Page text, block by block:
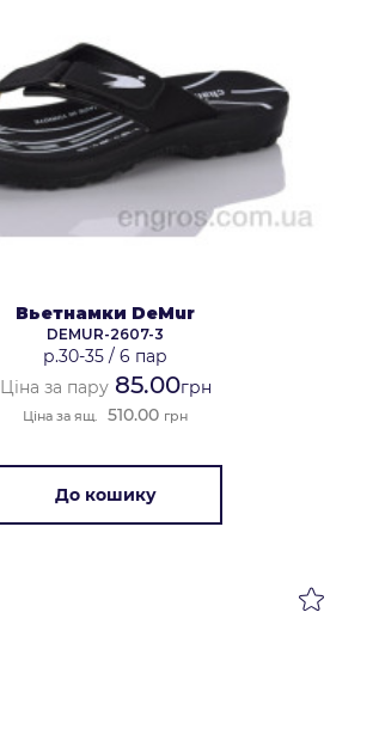
Вьетнамки DeMur
DEMUR-2607-3
р.30-35 / 6 пар
Ціна за пару85.00грн
Ціна за ящ. 510.00 грн
До кошику